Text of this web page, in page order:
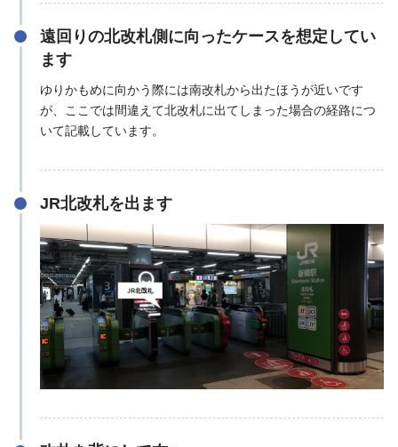
遠回りの北改札側に向ったケースを想定してい
ます
ゆりかもめに向かう際には南改札から出たほうが近いです
が、ここでは間違えて北改札に出てしまった場合の経路につ
いて記載しています。
JR北改札を出ます